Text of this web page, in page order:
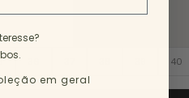
40
em geral